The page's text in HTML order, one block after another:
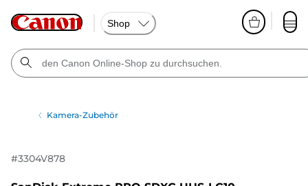
Shop
Kamera-Zubehör
#3304V878